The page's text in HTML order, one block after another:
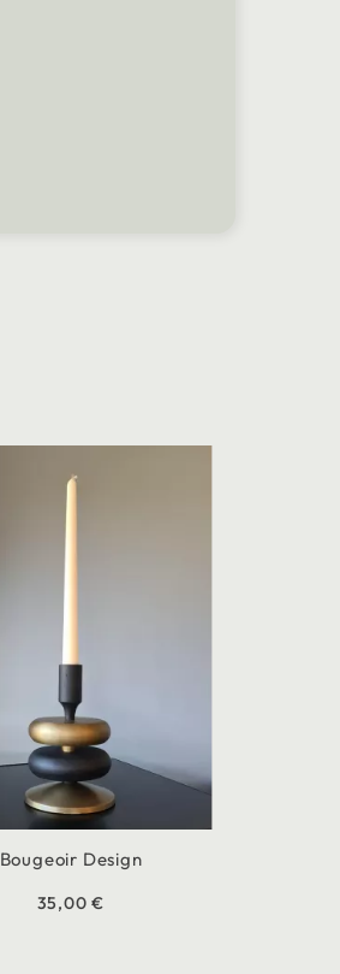
Bougeoir Design
35,00 €